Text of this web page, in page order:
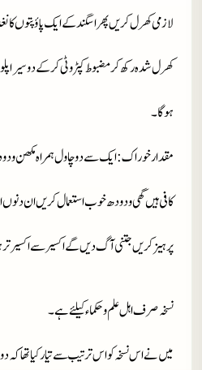
لازمی کھرل کریں پھر اسگند کے ایک پاؤ پتوں کا
کھرل شدہ رکھ کر مضبوط کپڑوٹی کر کے دو
ہو گا۔
مقدار خوراک: ایک سے دو چاول ہمراہ مکھن
کافی ہیں گھی و دودھ خوب استعمال کریں ان
پرہیز کریں جتنی آگ دیں گے اکسیر سے اکسیر
نسخہ صرف اہل علم و حکماء کیلئے ہے۔
میں نے اس نسخہ کو اس ترتیب سے تیار کیا تھا